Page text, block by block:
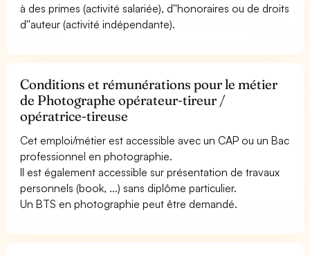
à des primes (activité salariée), d''honoraires ou de droits
d''auteur (activité indépendante).
Conditions et rémunérations pour le métier
de Photographe opérateur-tireur /
opératrice-tireuse
Cet emploi/métier est accessible avec un CAP ou un Bac
professionnel en photographie.
Il est également accessible sur présentation de travaux
personnels (book, ...) sans diplôme particulier.
Un BTS en photographie peut être demandé.